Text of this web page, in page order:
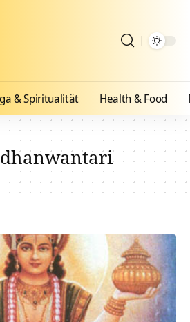
& Spiritualität Health & Food
dhanwantari